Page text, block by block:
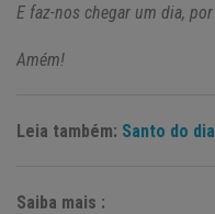
E faz-nos chegar um dia,
Amém!
Leia também: Santo do
Saiba mais :